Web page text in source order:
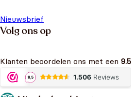
Nieuwsbrief
Volg ons op
Klanten beoordelen ons met een 9.5